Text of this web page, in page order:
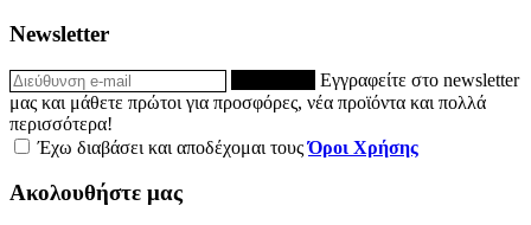
Newsletter
Εγγραφείτε στο newsletter
μας και μάθετε πρώτοι για προσφόρες, νέα προϊόντα και πολλά
περισσότερα!
Έχω διαβάσει και αποδέχομαι τουςΌροι Χρήσης
Ακολουθήστε μας